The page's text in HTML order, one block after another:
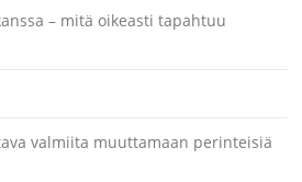
– mitä oikeasti tapahtuu
valmiita muuttamaan perinteisiä